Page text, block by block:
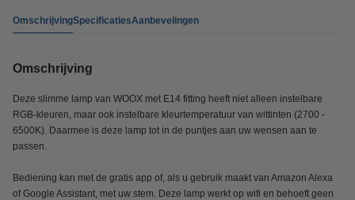
OmschrijvingSpecificatiesAanbevelingen
Omschrijving
Deze slimme lamp van WOOX met E14 fitting heeft niet alleen instelbare
RGB-kleuren, maar ook instelbare kleurtemperatuur van wittinten (2700 -
6500K). Daarmee is deze lamp tot in de puntjes aan uw wensen aan te
passen.
Bediening kan met de gratis app of, als u gebruik maakt van Amazon Alexa
of Google Assistant, met uw stem. Deze lamp werkt op wifi en behoeft geen